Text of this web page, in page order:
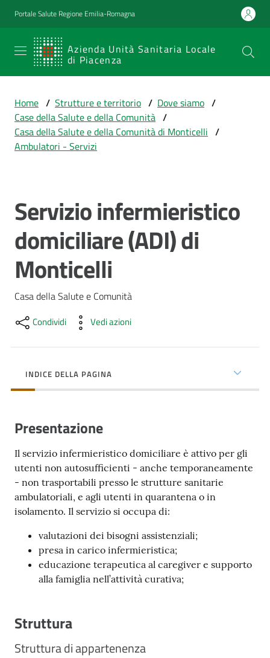
Vai al contenuto
Vai alla navigazione
Vai al footer
Portale Salute Regione Emilia-Romagna
Azienda Unità Sanitaria Locale
di Piacenza
SERVIZIO
SANITARIO
Emilia-
Romagna
Azienda Unità
Sanitaria Locale
Prestazioni
percorsi
di
cura
Come
territorio
Studiare
a
Piacenza
Costruiamo
Salute
Novità
Home / Strutture e territorio / Dove siamo /
Case della Salute e della Comunità /
Casa della Salute e della Comunità di Monticelli /
Ambulatori - Servizi
Salta al contenuto
Servizio infermieristico
domiciliare (ADI) di
Monticelli
Casa della Salute e Comunità
Condividi Vedi azioni
INDICE DELLA PAGINA
Presentazione
Il servizio infermieristico domiciliare è attivo per gli
utenti non autosufficienti - anche temporaneamente
- non trasportabili presso le strutture sanitarie
ambulatoriali, e agli utenti in quarantena o in
isolamento. Il servizio si occupa di:
valutazioni dei bisogni assistenziali;
presa in carico infermieristica;
educazione terapeutica al caregiver e supporto
alla famiglia nell’attività curativa;
Struttura
Struttura di appartenenza